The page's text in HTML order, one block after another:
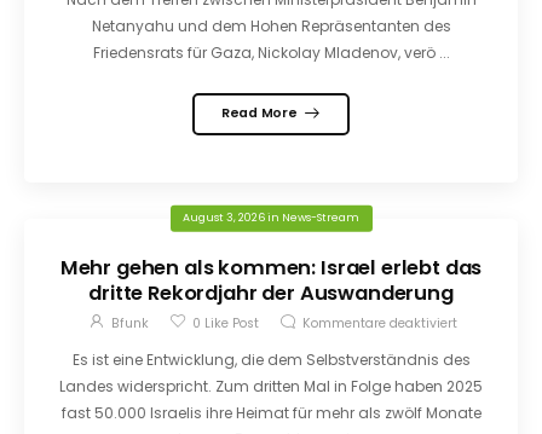
Netanyahu und dem Hohen Repräsentanten des
Friedensrats für Gaza, Nickolay Mladenov, verö ...
Read More
August 3, 2026in News-Stream
Mehr gehen als kommen: Israel erlebt das
dritte Rekordjahr der Auswanderung
Bfunk 0 Like Post Kommentare deaktiviert
Es ist eine Entwicklung, die dem Selbstverständnis des
Landes widerspricht. Zum dritten Mal in Folge haben 2025
fast 50.000 Israelis ihre Heimat für mehr als zwölf Monate